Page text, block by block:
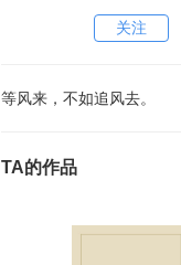
关注
等风来，不如追风去。
TA的作品